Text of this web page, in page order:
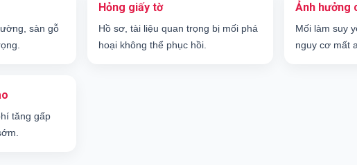
sàn gỗ
Hỏng giấy tờ
Hồ sơ, tài liệu quan trọng bị mối phá
hoại không thể phục hồi.
Ảnh hưởng
Mối làm suy
nguy cơ mất
tăng gấp